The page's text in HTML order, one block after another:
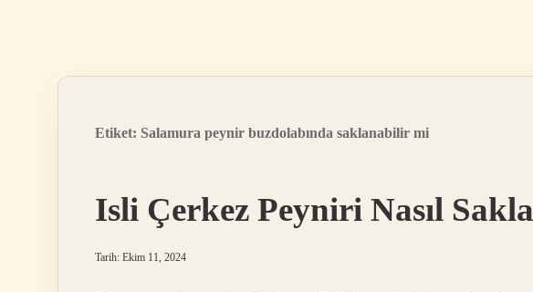
Etiket: Salamura peynir buzdolabında saklanabilir mi
Isli Çerkez Peyniri Nasıl
Tarih: Ekim 11, 2024